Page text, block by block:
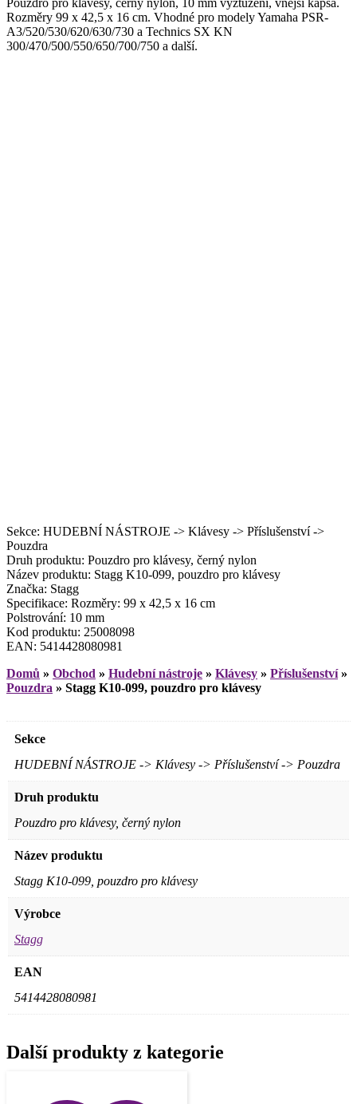
Pouzdro pro klávesy, černý nylon, 10 mm vyztužení, vnější kapsa.
Rozměry 99 x 42,5 x 16 cm. Vhodné pro modely Yamaha PSR-
A3/520/530/620/630/730 a Technics SX KN
300/470/500/550/650/700/750 a další.
Sekce: HUDEBNÍ NÁSTROJE -> Klávesy -> Příslušenství ->
Pouzdra
Druh produktu: Pouzdro pro klávesy, černý nylon
Název produktu: Stagg K10-099, pouzdro pro klávesy
Značka: Stagg
Specifikace: Rozměry: 99 x 42,5 x 16 cm
Polstrování: 10 mm
Kod produktu: 25008098
EAN: 5414428080981
Domů » Obchod » Hudební nástroje » Klávesy » Příslušenství»
Pouzdra » Stagg K10-099, pouzdro pro klávesy
Sekce
HUDEBNÍ NÁSTROJE -> Klávesy -> Příslušenství -> Pouzdra
Druh produktu
Pouzdro pro klávesy, černý nylon
Název produktu
Stagg K10-099, pouzdro pro klávesy
Výrobce
Stagg
EAN
5414428080981
Další produkty z kategorie